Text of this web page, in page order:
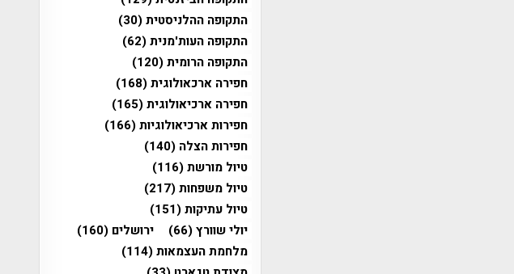
התקופה ההלניסטית(30)
התקופה העות'מנית(62)
התקופה הרומית(120)
חפירה ארכאולוגית(168)
חפירה ארכיאולוגית(165)
חפירות ארכיאולוגיות(166)
חפירות הצלה (140)
טיול מורשת(116)
טיול משפחות(217)
טיול עתיקות(151)
יולי שוורץ(66) ירושלים (160)
מלחמת העצמאות(114)